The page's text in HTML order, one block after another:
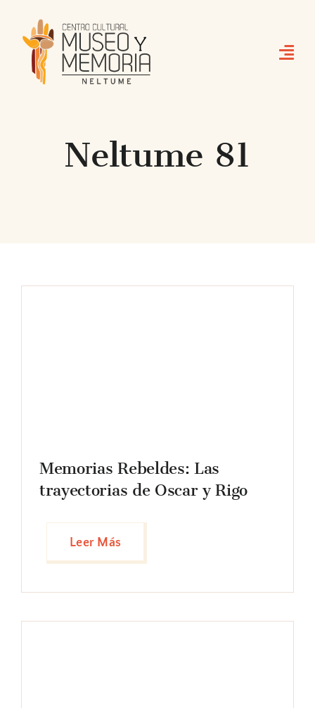
content
Neltume 81
Memorias Rebeldes: Las
trayectorias de Oscar y Rigo
Leer Más